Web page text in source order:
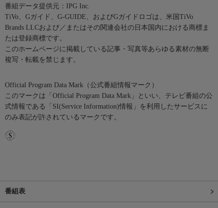
番組データ提供元：IPG Inc.
TiVo、Gガイド、G-GUIDE、およびGガイドロゴは、米国TiVo
Brands LLCおよび／またはその関連会社の日本国内における商標ま
たは登録商標です。
このホームページに掲載している記事・写真等あらゆる素材の無断
複写・転載を禁じます。
Official Program Data Mark（公式番組情報マーク）
このマークは「Official Program Data Mark」といい、テレビ番組の公
式情報である「SI(Service Information)情報」を利用したサービスに
のみ表記が許されているマークです。
番組表